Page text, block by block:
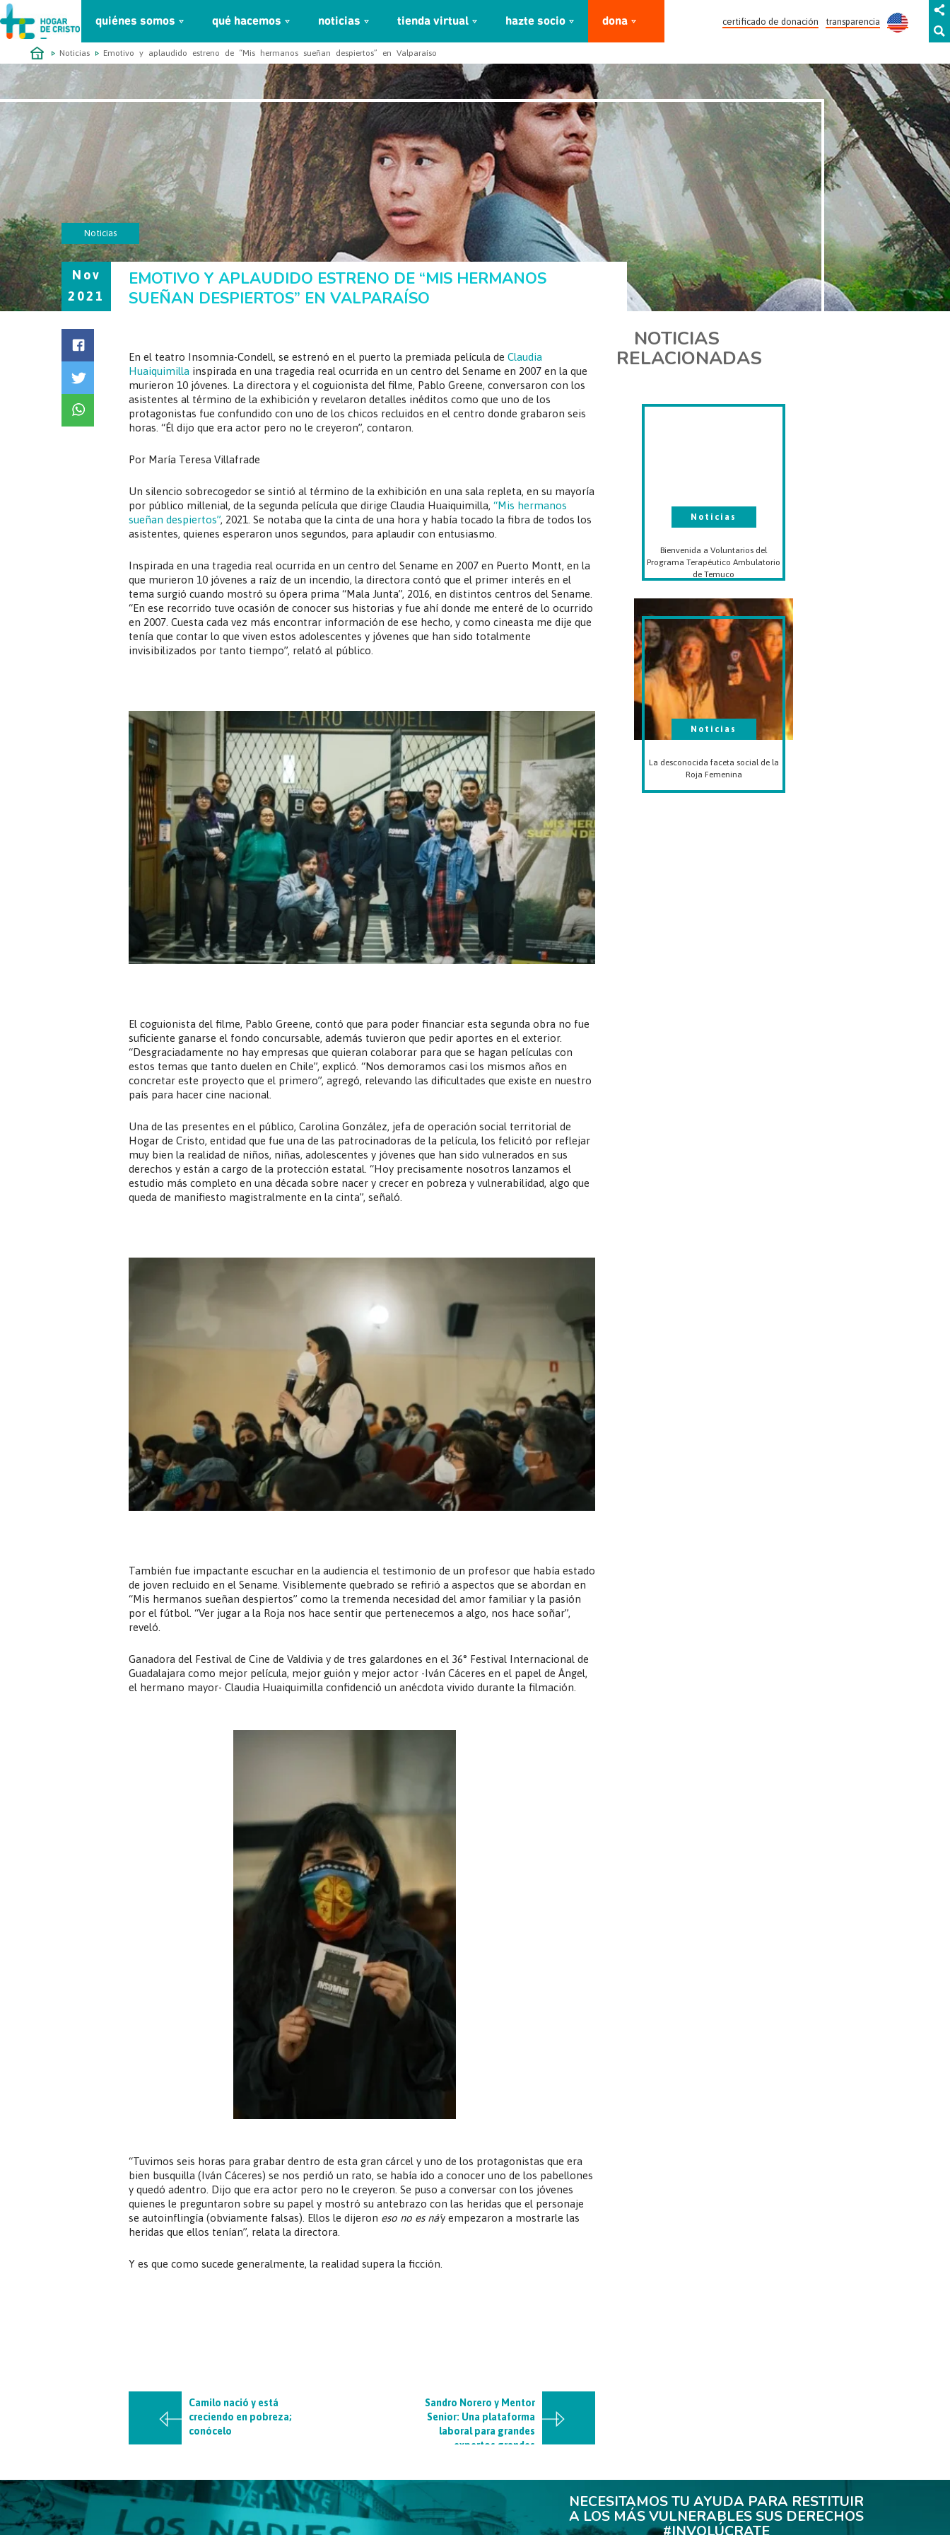
quiénes somos qué hacemos noticias tienda virtual hazte socio dona transparencia
certificado de donación
займ онлайн без проверок
Noticias Emotivo y aplaudido estreno de “Mis hermanos sueñan despiertos” en Valparaíso
INVOLÚCRATE
Noticias
Nov
2021
EMOTIVO Y APLAUDIDO ESTRENO DE “MIS HERMANOS
SUEÑAN DESPIERTOS” EN VALPARAÍSO
En el teatro Insomnia-Condell, se estrenó en el puerto la premiada película de Claudia
Huaiquimilla inspirada en una tragedia real ocurrida en un centro del Sename en 2007 en la que
murieron 10 jóvenes. La directora y el coguionista del filme, Pablo Greene, conversaron con los
asistentes al término de la exhibición y revelaron detalles inéditos como que uno de los
protagonistas fue confundido con uno de los chicos recluidos en el centro donde grabaron seis
horas. “Él dijo que era actor pero no le creyeron”, contaron.
Por María Teresa Villafrade
Un silencio sobrecogedor se sintió al término de la exhibición en una sala repleta, en su mayoría
por público millenial, de la segunda película que dirige Claudia Huaiquimilla, “Mis hermanos
sueñan despiertos”, 2021. Se notaba que la cinta de una hora y había tocado la fibra de todos los
asistentes, quienes esperaron unos segundos, para aplaudir con entusiasmo.
Inspirada en una tragedia real ocurrida en un centro del Sename en 2007 en Puerto Montt, en la
que murieron 10 jóvenes a raíz de un incendio, la directora contó que el primer interés en el
tema surgió cuando mostró su ópera prima “Mala Junta”, 2016, en distintos centros del Sename.
“En ese recorrido tuve ocasión de conocer sus historias y fue ahí donde me enteré de lo ocurrido
en 2007. Cuesta cada vez más encontrar información de ese hecho, y como cineasta me dije que
tenía que contar lo que viven estos adolescentes y jóvenes que han sido totalmente
invisibilizados por tanto tiempo”, relató al público.
El coguionista del filme, Pablo Greene, contó que para poder financiar esta segunda obra no fue
suficiente ganarse el fondo concursable, además tuvieron que pedir aportes en el exterior.
“Desgraciadamente no hay empresas que quieran colaborar para que se hagan películas con
estos temas que tanto duelen en Chile”, explicó. “Nos demoramos casi los mismos años en
concretar este proyecto que el primero”, agregó, relevando las dificultades que existe en nuestro
país para hacer cine nacional.
Una de las presentes en el público, Carolina González, jefa de operación social territorial de
Hogar de Cristo, entidad que fue una de las patrocinadoras de la película, los felicitó por reflejar
muy bien la realidad de niños, niñas, adolescentes y jóvenes que han sido vulnerados en sus
derechos y están a cargo de la protección estatal. “Hoy precisamente nosotros lanzamos el
estudio más completo en una década sobre nacer y crecer en pobreza y vulnerabilidad, algo que
queda de manifiesto magistralmente en la cinta”, señaló.
También fue impactante escuchar en la audiencia el testimonio de un profesor que había estado
de joven recluido en el Sename. Visiblemente quebrado se refirió a aspectos que se abordan en
“Mis hermanos sueñan despiertos” como la tremenda necesidad del amor familiar y la pasión
por el fútbol. “Ver jugar a la Roja nos hace sentir que pertenecemos a algo, nos hace soñar”,
reveló.
Ganadora del Festival de Cine de Valdivia y de tres galardones en el 36° Festival Internacional de
Guadalajara como mejor película, mejor guión y mejor actor -Iván Cáceres en el papel de Ángel,
el hermano mayor- Claudia Huaiquimilla confidenció un anécdota vivido durante la filmación.
“Tuvimos seis horas para grabar dentro de esta gran cárcel y uno de los protagonistas que era
bien busquilla (Iván Cáceres) se nos perdió un rato, se había ido a conocer uno de los pabellones
y quedó adentro. Dijo que era actor pero no le creyeron. Se puso a conversar con los jóvenes
quienes le preguntaron sobre su papel y mostró su antebrazo con las heridas que el personaje
se autoinflingía (obviamente falsas). Ellos le dijeron eso no es ná´y empezaron a mostrarle las
heridas que ellos tenían”, relata la directora.
Y es que como sucede generalmente, la realidad supera la ficción.
Camilo nació y está
creciendo en pobreza;
conócelo
Sandro Norero y Mentor
Senior: Una plataforma
laboral para grandes
expertos grandes
NOTICIAS
RELACIONADAS
Bienvenida a Voluntarios del
Programa Terapéutico Ambulatorio
de Temuco
Noticias
La desconocida faceta social de la
Roja Femenina
Noticias
NECESITAMOS TU AYUDA PARA RESTITUIR
A LOS MÁS VULNERABLES SUS DERECHOS
#INVOLÚCRATE